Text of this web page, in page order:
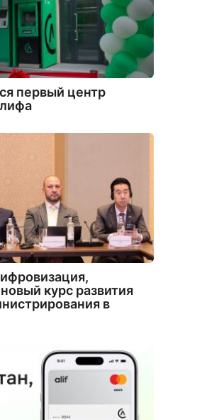
первый центр
курс развития
в